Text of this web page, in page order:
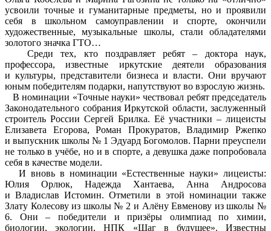
усвоили точные и гуманитарные предметы, но и проявили
себя в школьном самоуправлении и спорте, окончили
художественные, музыкальные школы, стали обладателями
золотого значка ГТО…
Среди тех, кто поздравляет ребят – доктора наук,
профессора, известные иркутские деятели образования
и культуры, представители бизнеса и власти. Они вручают
юным победителям подарки, напутствуют во взрослую жизнь.
В номинации «Точные науки» чествовал ребят председатель
Законодательного собрания Иркутской области, заслуженный
строитель России Сергей Брилка. Её участники – лицеисты
Елизавета Егорова, Роман Прокуратов, Владимир Ржепко
и выпускник школы № 1 Эдуард Богомолов. Парни преуспели
не только в учёбе, но и в спорте, а девушка даже попробовала
себя в качестве модели.
И вновь в номинации «Естественные науки» лицеисты:
Юлия Орлюк, Надежда Хантаева, Анна Андросова
и Владислав Истомин. Отметили в этой номинации также
Злату Колесову из школы № 2 и Алёну Евменову из школы №
6. Они – победители и призёры олимпиад по химии,
биологии, экологии, НПК «Шаг в будущее». Известны